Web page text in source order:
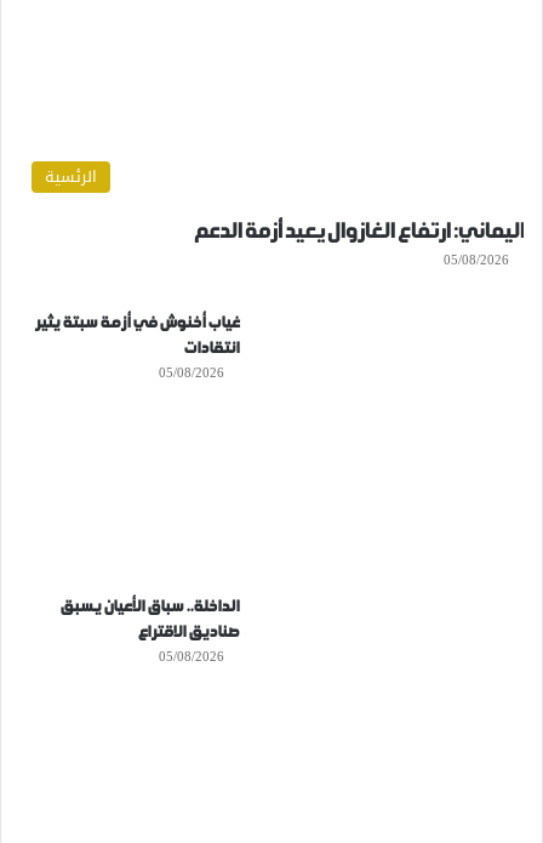
الرئسية
اليماني: ارتفاع الغازوال يعيد أزمة الدعم
05/08/2026
غياب أخنوش في أزمة سبتة يثير
انتقادات
05/08/2026
الداخلة.. سباق الأعيان يسبق
صناديق الاقتراع
05/08/2026